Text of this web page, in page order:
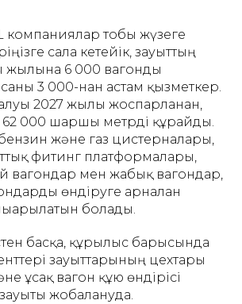
компаниялар тобы жүзеге
сала кетейік, зауыттың
жылына 6 000 вагонды
3 000-нан астам қызметкер.
2027 жылы жоспарланған,
000 шаршы метрді құрайды.
және газ цистерналары,
фитинг платформалары,
вагондар мен жабық вагондар,
өндіруге арналған
болады.
басқа, құрылыс барысында
зауыттарының цехтары
ұсақ вагон құю өндірісі
жобалануда.